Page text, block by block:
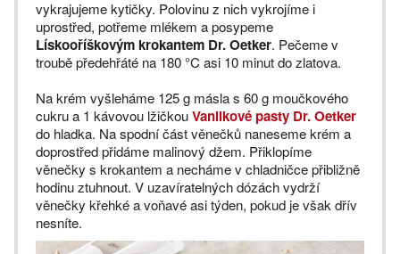
vykrajujeme kytičky. Polovinu z nich vykrojíme i
uprostřed, potřeme mlékem a posypeme
Lískooříškovým krokantem Dr. Oetker. Pečeme v
troubě předehřáté na 180 °C asi 10 minut do zlatova.
Na krém vyšleháme 125 g másla s 60 g moučkového
cukru a 1 kávovou lžičkouVanilkové pasty Dr. Oetker
do hladka. Na spodní část věnečků naneseme krém a
doprostřed přidáme malinový džem. Přiklopíme
věnečky s krokantem a necháme v chladničce přibližně
hodinu ztuhnout. V uzavíratelných dózách vydrží
věnečky křehké a voňavé asi týden, pokud je však dřív
nesníte.